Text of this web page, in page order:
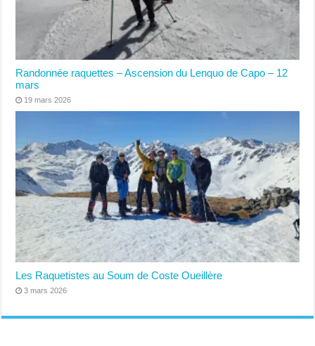
Randonnée raquettes – Ascension du Lenquo de Capo – 12
mars
19 mars 2026
Les Raquetistes au Soum de Coste Oueillère
3 mars 2026